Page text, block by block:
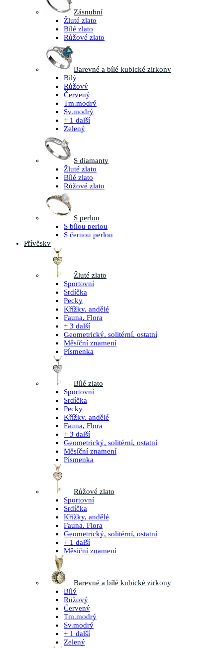
Zásnubní
Žluté zlato
Bílé zlato
Růžové zlato
Barevné a bílé kubické zirkony
Bílý
Růžový
Červený
Tm.modrý
Sv.modrý
+ 1 další
Zelený
S diamanty
Žluté zlato
Bílé zlato
Růžové zlato
S perlou
S bílou perlou
S černou perlou
Přívěsky
Žluté zlato
Sportovní
Srdíčka
Pecky
Křížky, andělé
Fauna, Flora
+ 3 další
Geometrický, solitérní, ostatní
Měsíční znamení
Písmenka
Bílé zlato
Sportovní
Srdíčka
Pecky
Křížky, andělé
Fauna, Flora
+ 3 další
Geometrický, solitérní, ostatní
Měsíční znamení
Písmenka
Růžové zlato
Sportovní
Srdíčka
Křížky, andělé
Fauna, Flora
Geometrický, solitérní, ostatní
+ 1 další
Měsíční znamení
Barevné a bílé kubické zirkony
Bílý
Růžový
Červený
Tm.modrý
Sv.modrý
+ 1 další
Zelený